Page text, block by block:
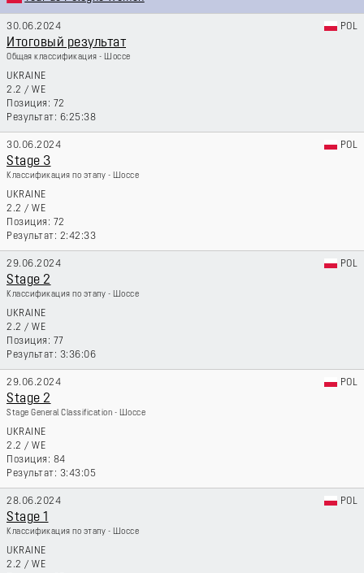
30.06.2024 POL
Итоговый результат
Общая классификация - Шоссе
UKRAINE
2.2 / WE
72
6:25:38
30.06.2024 POL
Stage 3
Классификация по этапу - Шоссе
UKRAINE
2.2 / WE
72
2:42:33
29.06.2024 POL
Stage 2
Классификация по этапу - Шоссе
UKRAINE
2.2 / WE
77
3:36:06
29.06.2024 POL
Stage 2
Stage General Classification - Шоссе
UKRAINE
2.2 / WE
84
3:43:05
28.06.2024 POL
Stage 1
Классификация по этапу - Шоссе
UKRAINE
2.2 / WE